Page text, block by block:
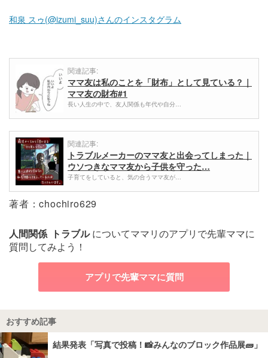
和泉 スゥ(@izumi_suu)さんのインスタグラム
関連記事:
ママ友は私のことを「財布」として見ている？｜
ママ友の財布#1
長い人生の中で、友人関係も年代や自分…
関連記事:
トラブルメーカーのママ友と出会ってしまった｜
ウソつきなママ友から子供を守った…
子育てをしていると、気の合うママ友が…
著者：chochiro629
人間関係 トラブルについてママリのアプリで先輩ママに
質問してみよう！
アプリで先輩ママに質問
おすすめ記事
結果発表「写真で投稿！📸みんなのブロック作品展🧱」